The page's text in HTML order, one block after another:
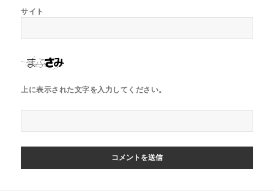
サイト
上に表示された文字を入力してください。